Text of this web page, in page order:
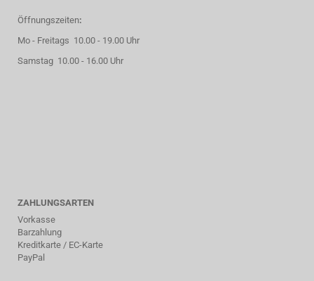
Öffnungszeiten:
Mo - Freitags 10.00 - 19.00 Uhr
Samstag 10.00 - 16.00 Uhr
ZAHLUNGSARTEN
Vorkasse
Barzahlung
Kreditkarte / EC-Karte
PayPal